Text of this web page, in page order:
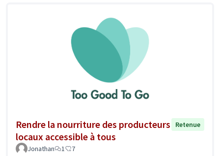
Rendre la nourriture des producteurs
locaux accessible à tous
Retenue
Jonathan 1 7